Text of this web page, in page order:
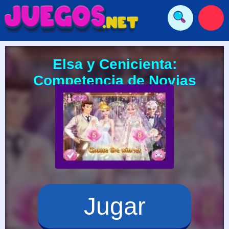
Elsa y Cenicienta:
Competencia de Novias
Jugar